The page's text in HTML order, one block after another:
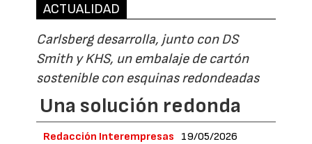
ACTUALIDAD
Carlsberg desarrolla, junto con DS
Smith y KHS, un embalaje de cartón
sostenible con esquinas redondeadas
Una solución redonda
Redacción Interempresas 19/05/2026